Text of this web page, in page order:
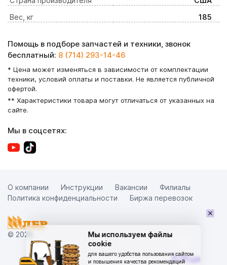
Вес, кг
185
Мы используем файлы
cookie
для вашего удобства пользования сайтом
и повышения качества рекомендаций
Помощь в подборе запчастей и техники, звонок
бесплатный: 8 (714) 293-14-46
* Цена может изменяться в зависимости от комплектации
техники, условий оплаты и поставки. Не является публичной
офертой.
** Характеристики товара могут отличаться от указанных на
сайте.
Мы в соцсетях:
© 2026
О компании Инструкции Вакансии
Филиалы
Политика конфиденциальности
Биржа перевозок
×